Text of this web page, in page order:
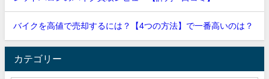
バイクを高値で売却するには？【4つの方法】で一番高いのは？
カテゴリー